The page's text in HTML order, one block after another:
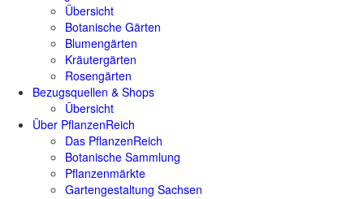
Übersicht
Botanische Gärten
Blumengärten
Kräutergärten
Rosengärten
Bezugsquellen & Shops
Übersicht
Über PflanzenReich
Das PflanzenReich
Botanische Sammlung
Pflanzenmärkte
Gartengestaltung Sachsen